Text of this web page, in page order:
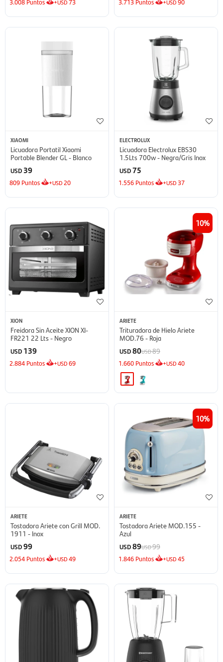
XIAOMI
Licuadora Portatil Xiaomi
Portable Blender GL - Blanco
USD 39
809 Puntos +USD 20
ELECTROLUX
Licuadora Electrolux EBS30
1.5Lts 700w - Negra/Gris Inox
USD75
1.556 Puntos +USD 37
XION
Freidora Sin Aceite XION XI-
FR221 22 Lts - Negro
USD 139
2.884 Puntos +USD69
10
ARIETE
Trituradora de Hielo Ariete
MOD.76 - Roja
USD80USD89
1.660 Puntos +USD40
ARIETE
Tostadora Ariete con Grill MOD.
1911 - Inox
USD99
2.054 Puntos +USD49
10
ARIETE
Tostadora Ariete MOD.155 -
Azul
USD89USD99
1.846 Puntos +USD45